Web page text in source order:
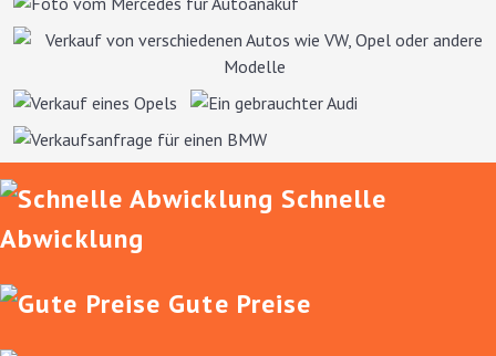
Schnelle
Abwicklung
Gute Preise